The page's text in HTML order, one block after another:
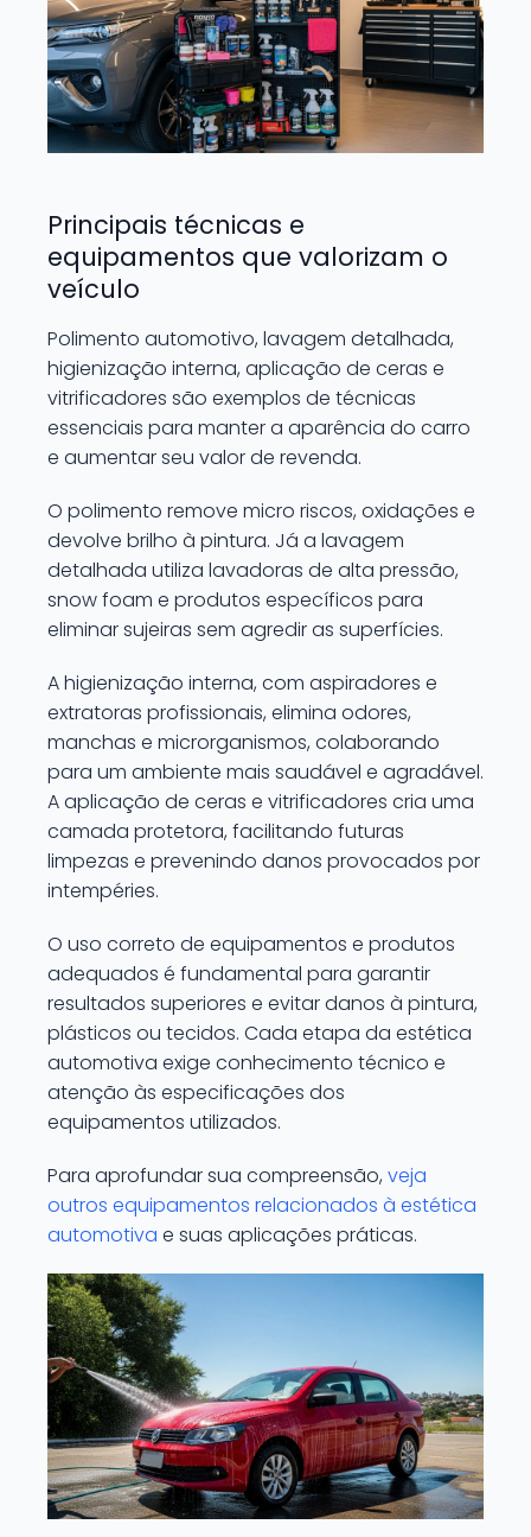
Principais técnicas e
equipamentos que valorizam o
veículo
Polimento automotivo, lavagem detalhada,
higienização interna, aplicação de ceras e
vitrificadores são exemplos de técnicas
essenciais para manter a aparência do carro
e aumentar seu valor de revenda.
O polimento remove micro riscos, oxidações e
devolve brilho à pintura. Já a lavagem
detalhada utiliza lavadoras de alta pressão,
snow foam e produtos específicos para
eliminar sujeiras sem agredir as superfícies.
A higienização interna, com aspiradores e
extratoras profissionais, elimina odores,
manchas e microrganismos, colaborando
para um ambiente mais saudável e agradável.
A aplicação de ceras e vitrificadores cria uma
camada protetora, facilitando futuras
limpezas e prevenindo danos provocados por
intempéries.
O uso correto de equipamentos e produtos
adequados é fundamental para garantir
resultados superiores e evitar danos à pintura,
plásticos ou tecidos. Cada etapa da estética
automotiva exige conhecimento técnico e
atenção às especificações dos
equipamentos utilizados.
Para aprofundar sua compreensão, veja
outros equipamentos relacionados à estética
automotiva e suas aplicações práticas.